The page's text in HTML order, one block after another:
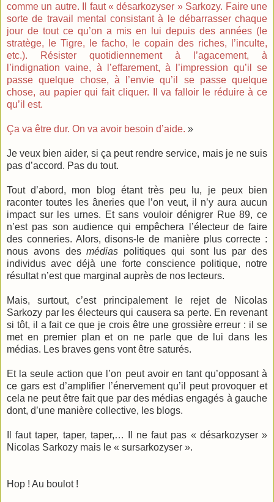
comme un autre. Il faut « désarkozyser » Sarkozy. Faire une
sorte de travail mental consistant à le débarrasser chaque
jour de tout ce qu’on a mis en lui depuis des années (le
stratège, le Tigre, le facho, le copain des riches, l’inculte,
etc.). Résister quotidiennement à l’agacement, à
l’indignation vaine, à l’effarement, à l’impression qu’il se
passe quelque chose, à l’envie qu’il se passe quelque
chose, au papier qui fait cliquer. Il va falloir le réduire à ce
qu’il est.
Ça va être dur. On va avoir besoin d’aide. »
Je veux bien aider, si ça peut rendre service, mais je ne suis
pas d’accord. Pas du tout.
Tout d’abord, mon blog étant très peu lu, je peux bien
raconter toutes les âneries que l’on veut, il n’y aura aucun
impact sur les urnes. Et sans vouloir dénigrer Rue 89, ce
n’est pas son audience qui empêchera l’électeur de faire
des conneries. Alors, disons-le de manière plus correcte :
nous avons desmédias politiques qui sont lus par des
individus avec déjà une forte conscience politique, notre
résultat n’est que marginal auprès de nos lecteurs.
Mais, surtout, c’est principalement le rejet de Nicolas
Sarkozy par les électeurs qui causera sa perte. En revenant
si tôt, il a fait ce que je crois être une grossière erreur : il se
met en premier plan et on ne parle que de lui dans les
médias. Les braves gens vont être saturés.
Et la seule action que l’on peut avoir en tant qu’opposant à
ce gars est d’amplifier l’énervement qu’il peut provoquer et
cela ne peut être fait que par des médias engagés à gauche
dont, d’une manière collective, les blogs.
Il faut taper, taper, taper,… Il ne faut pas « désarkozyser »
Nicolas Sarkozy mais le « sursarkozyser ».
Hop ! Au boulot !